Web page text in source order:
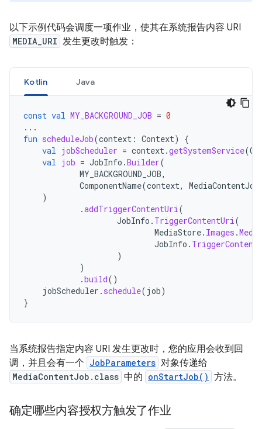
以下示例代码会调度一项作业，使其在系统报告内容 URI
MEDIA_URI 发生更改时触发：
Kotlin Java
const val MY_BACKGROUND_JOB = 0
...
fun scheduleJob(context : Context)
{
val jobScheduler = context.getSystemService(
val job = JobInfo .Builder(
MY_BACKGROUND_JOB,
ComponentName(context, MediaContentJob
)
.addTriggerContentUri(
JobInfo . TriggerContentUri(
MediaStore. Images .Media
JobInfo .
)
)
.build()
jobScheduler . schedule( job)
}
当系统报告指定内容 URI 发生更改时，您的应用会收到回
调，并且会有一个 JobParameters 对象传递给
MediaContentJob.class 中的 onStartJob() 方法。
确定哪些内容授权方触发了作业